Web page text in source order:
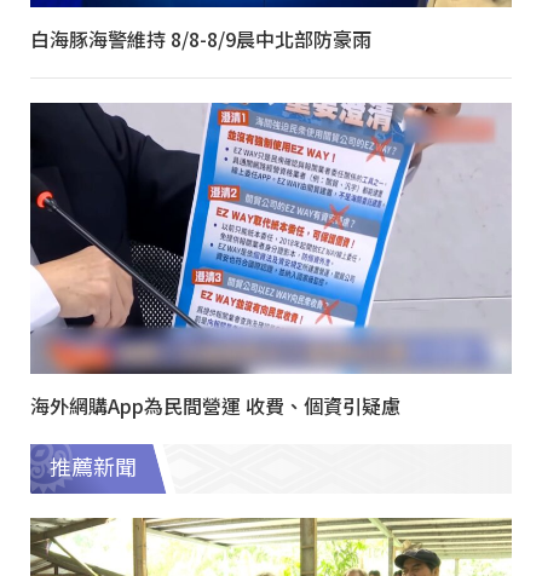
白海豚海警維持 8/8-8/9晨中北部防豪雨
海外網購App為民間營運 收費、個資引疑慮
推薦新聞